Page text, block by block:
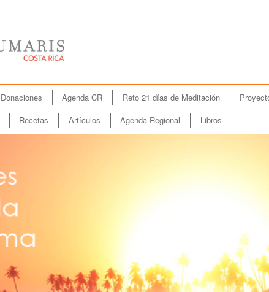
Donaciones Agenda CR Reto 21 días de Meditación
Recetas Artículos Agenda Regional Libros